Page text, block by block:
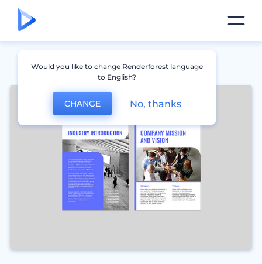
Would you like to change Renderforest language
to English?
CHANGE No, thanks